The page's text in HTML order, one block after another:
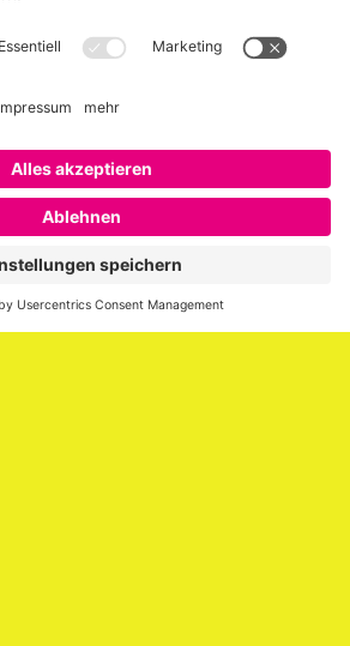
von Gero Hesse. Seit 2009 schreibt
Branding,